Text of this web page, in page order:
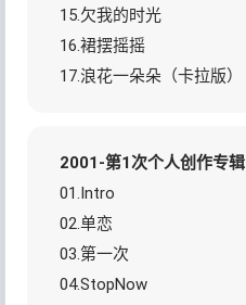
15.欠我的时光
16.裙摆摇摇
17.浪花一朵朵（卡拉版）
2001-第1次个人创作专辑
01.Intro
02.单恋
03.第一次
04.StopNow